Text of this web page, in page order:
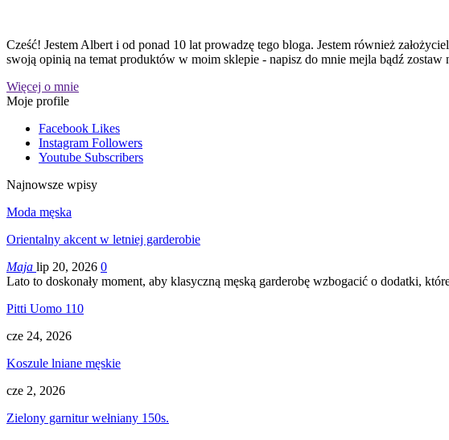
Cześć! Jestem Albert i od ponad 10 lat prowadzę tego bloga. Jestem również
swoją opinią na temat produktów w moim sklepie - napisz do mnie mejla bądź zostaw
Więcej o mnie
Moje profile
Facebook Likes
Instagram Followers
Youtube Subscribers
Najnowsze wpisy
Moda męska
Orientalny akcent w letniej garderobie
Maja lip 20, 2026 0
Lato to doskonały moment, aby klasyczną męską garderobę wzbogacić o dodatki,
Pitti Uomo 110
cze 24, 2026
Koszule lniane męskie
cze 2, 2026
Zielony garnitur wełniany 150s.